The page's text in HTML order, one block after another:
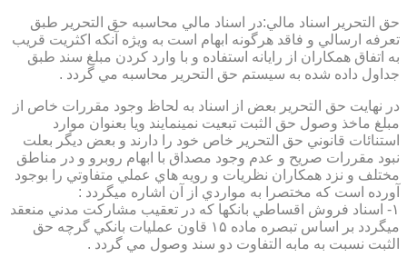
حق التحرير اسناد مالي:در اسناد مالي محاسبه حق التحرير طبق
تعرفه ارسالي و فاقد هرگونه ابهام است به ويژه آنكه اكثريت قريب
به اتفاق همكاران از رايانه استفاده و با وارد كردن مبلغ سند طبق
جداول داده شده به سيستم حق التحرير محاسبه مي گردد .
در نهايت حق التحرير بعض از اسناد به لحاظ وجود مقررات خاص از
مبلغ ماخذ وصول حق الثبت تبعيت نمينمايند ويا بعنوان موارد
استنائات قانوني حق التحرير خاص خود را دارند و بعض ديگر بعلت
نبود مقررات صريح و عدم وجود مصداق با ابهام روبرو و در مناطق
مختلف و نزد همكاران نظريات و رويه هاي عملي متفاوتي را بوجود
آورده است كه مختصرا به مواردي از آن اشاره ميگردد :
۱- اسناد فروش اقساطي بانكها كه در تعقيب مشاركت مدني منعقد
ميگردد بر اساس تبصره ماده ۱۵ قاون عمليات بانكي گرچه حق
الثبت نسبت به مابه التفاوت دو سند وصول مي گردد .